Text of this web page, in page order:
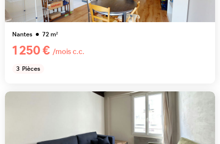
Nantes 72m²
1 250 € /mois c.c.
3 Pièces